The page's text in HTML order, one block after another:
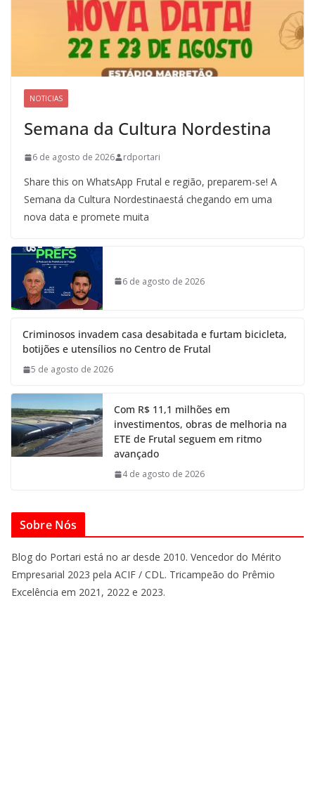
NOTICIAS
Semana da Cultura Nordestina
6 de agosto de 2026 rdportari
Share this on WhatsApp Frutal e região, preparem-se! A
Semana da Cultura Nordestinaestá chegando em uma
nova data e promete muita
6 de agosto de 2026
Criminosos invadem casa desabitada e furtam bicicleta,
botijões e utensílios no Centro de Frutal
5 de agosto de 2026
Com R$ 11,1 milhões em
investimentos, obras de melhoria na
ETE de Frutal seguem em ritmo
avançado
4 de agosto de 2026
Sobre Nós
Blog do Portari está no ar desde 2010. Vencedor do Mérito
Empresarial 2023 pela ACIF / CDL. Tricampeão do Prêmio
Excelência em 2021, 2022 e 2023.